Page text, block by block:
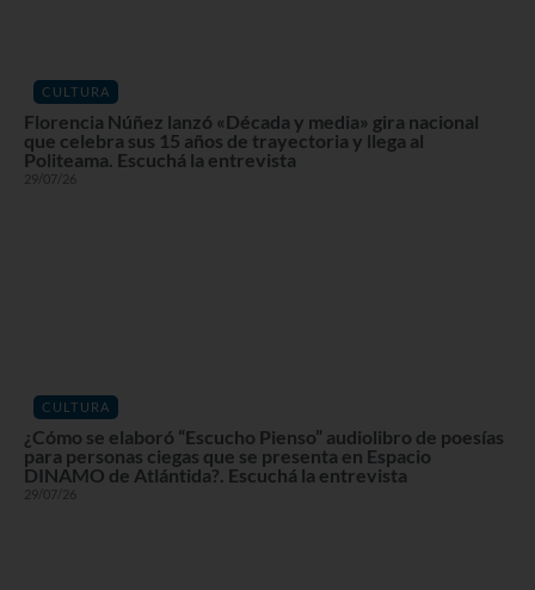
CULTURA
Florencia Núñez lanzó «Década y media» gira nacional
que celebra sus 15 años de trayectoria y llega al
Politeama. Escuchá la entrevista
29/07/26
CULTURA
¿Cómo se elaboró “Escucho Pienso” audiolibro de poesías
para personas ciegas que se presenta en Espacio
DINAMO de Atlántida?. Escuchá la entrevista
29/07/26